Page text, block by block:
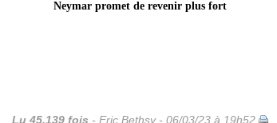
Neymar promet de revenir plus fort
Lu 45.139 fois - Eric Bethsy - 06/03/23 à 19h52